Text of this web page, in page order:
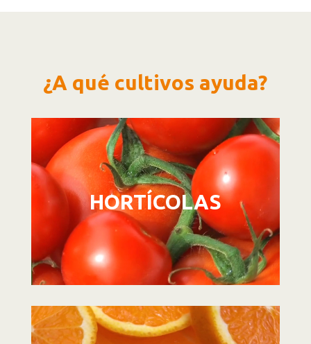
¿A qué cultivos ayuda?
Reproductor
vídeo
HORTÍCOLAS
Reproductor
de